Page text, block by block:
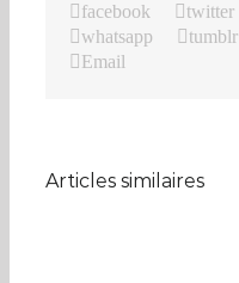
facebook twitter
whatsapp
tumblr
Email
Articles similaires